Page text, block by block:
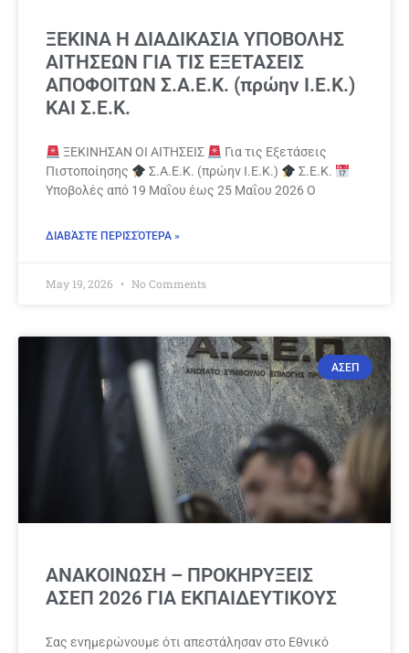
ΞΕΚΙΝΑ Η ΔΙΑΔΙΚΑΣΙΑ ΥΠΟΒΟΛΗΣ
ΑΙΤΗΣΕΩΝ ΓΙΑ ΤΙΣ ΕΞΕΤΑΣΕΙΣ
ΑΠΟΦΟΙΤΩΝ Σ.Α.Ε.Κ. (πρώην Ι.Ε.Κ.)
ΚΑΙ Σ.Ε.Κ.
ΞΕΚΙΝΗΣΑΝ ΟΙ ΑΙΤΗΣΕΙΣ
Για τις Εξετάσεις
Πιστοποίησης
Σ.Α.Ε.Κ. (πρώην Ι.Ε.Κ.)
Σ.Ε.Κ.
Υποβολές από 19 Μαΐου έως 25 Μαΐου 2026 Ο
ΔΙΑΒΆΣΤΕ ΠΕΡΙΣΣΌΤΕΡΑ »
May 19, 2026 No Comments
ΑΣΕΠ
ΑΝΑΚΟΙΝΩΣΗ – ΠΡΟΚΗΡΥΞΕΙΣ
ΑΣΕΠ 2026 ΓΙΑ ΕΚΠΑΙΔΕΥΤΙΚΟΥΣ
Σας ενημερώνουμε ότι απεστάλησαν στο Εθνικό